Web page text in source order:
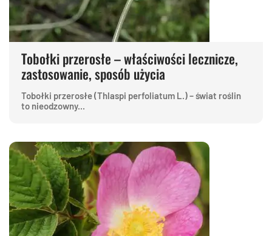
Tobołki przerosłe – właściwości lecznicze,
zastosowanie, sposób użycia
Tobołki przerosłe (Thlaspi perfoliatum L.) – świat roślin
to nieodzowny...